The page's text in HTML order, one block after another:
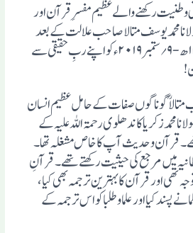
وطنیت رکھنے والے عظیم مفسرِ قرآن اور
محمد یوسف متالا صاحب علالت کے بعد
مؤرخہ ۹؍ محرم الحرام ۱۴۴۱ھ -۹؍ ستمبر ۲۰۱۹ء کو اپنے ربِ حقیقی سے
گونا گوں صفات کے حامل عظیم انسان
محمد زکریا کاندھلوی رحمۃ اللہ علیہ کے
۔ قرآن و حدیث آپ کا خاص مشغلہ تھا ۔
میں مرجع کی حیثیت رکھتے تھے ۔ قرآنِ
اور قرآن کا بہترین ترجمہ بھی کیا ،
پسند کیا اور علما وطلبا کو اس ترجمہ کے